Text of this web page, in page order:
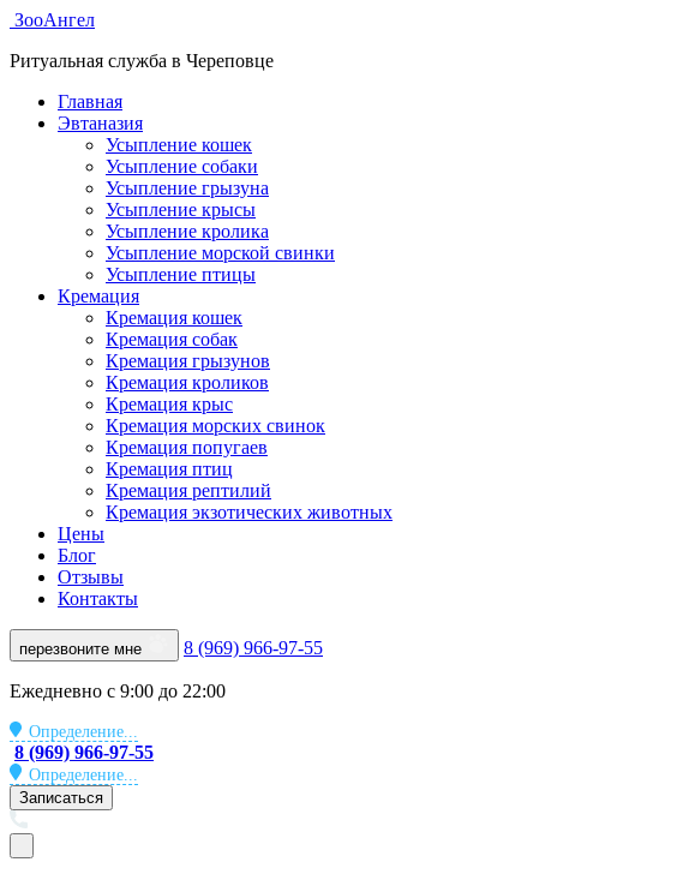
ЗооАнгел
Ритуальная служба в Череповце
Главная
Эвтаназия
Усыпление кошек
Усыпление собаки
Усыпление грызуна
Усыпление крысы
Усыпление кролика
Усыпление морской свинки
Усыпление птицы
Кремация
Кремация кошек
Кремация собак
Кремация грызунов
Кремация кроликов
Кремация крыс
Кремация морских свинок
Кремация попугаев
Кремация птиц
Кремация рептилий
Кремация экзотических животных
Цены
Блог
Отзывы
Контакты
перезвоните мне 8 (969) 966-97-55
Ежедневно с 9:00 до 22:00
Определение...
8 (969) 966-97-55
Определение...
Записаться